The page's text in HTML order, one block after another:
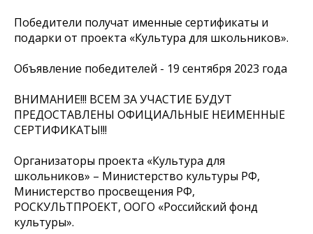
Победители получат именные сертификаты и
подарки от проекта «Культура для школьников».
Объявление победителей - 19 сентября 2023 года
ВНИМАНИЕ!!! ВСЕМ ЗА УЧАСТИЕ БУДУТ
ПРЕДОСТАВЛЕНЫ ОФИЦИАЛЬНЫЕ НЕИМЕННЫЕ
СЕРТИФИКАТЫ!!!
Организаторы проекта «Культура для
школьников» – Министерство культуры РФ,
Министерство просвещения РФ,
РОСКУЛЬТПРОЕКТ, ООГО «Российский фонд
культуры».